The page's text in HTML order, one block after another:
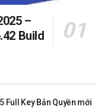
–
Build
Full Key Bản Quyền mới